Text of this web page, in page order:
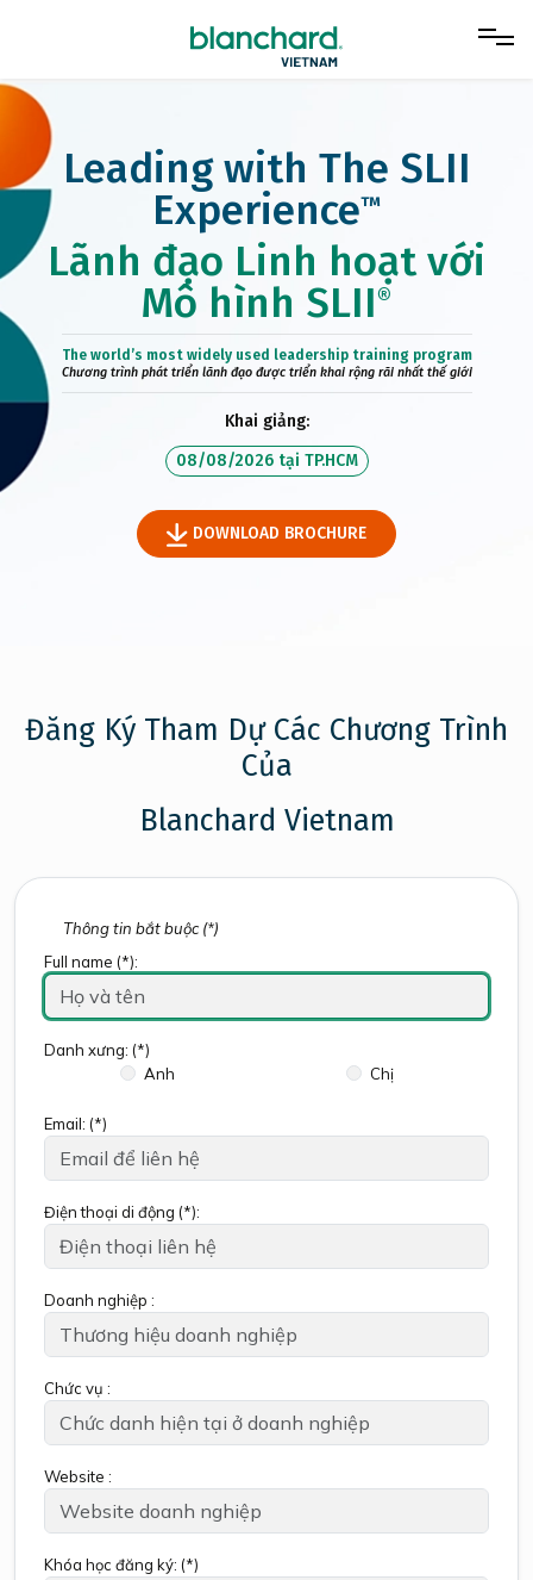
Leading with The SLII
Experience™
Lãnh đạo Linh hoạt với
Mô hình SLII®
The world’s most widely used leadership training program
Chương trình phát triển lãnh đạo được triển khai rộng rãi nhất thế giới
Khai giảng:
08/08/2026tại TP.HCM
DOWNLOAD BROCHURE
Đăng Ký Tham Dự Các Chương Trình
Của
Blanchard Vietnam
Thông tin bắt buộc (*)
Full name (*):
Danh xưng: (*)
Anh
Chị
Email: (*)
Điện thoại di động (*):
Doanh nghiệp :
Chức vụ :
Website :
Khóa học đăng ký: (*)